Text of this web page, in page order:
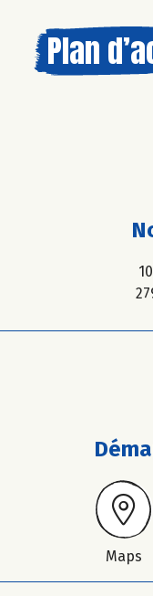
Plan
Maps